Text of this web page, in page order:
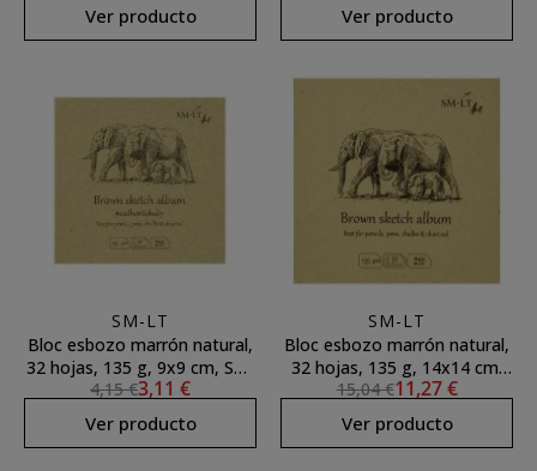
Ver producto Ver producto
SM-LT
Bloc esbozo marrón natural,
32 hojas, 135 g, 9x9 cm, SM-
LT
4,15 €3,11 €
Ver producto
SM-LT
Bloc esbozo marrón natural,
32 hojas, 135 g, 14x14 cm,
SM-LT
15,04 €11,27 €
Ver producto